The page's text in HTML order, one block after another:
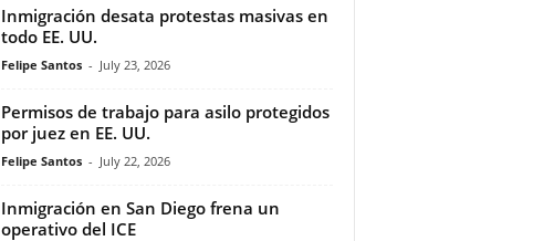
Inmigración desata protestas masivas en
todo EE. UU.
Felipe Santos - July 23, 2026
Permisos de trabajo para asilo protegidos
por juez en EE. UU.
Felipe Santos - July 22, 2026
Inmigración en San Diego frena un
operativo del ICE